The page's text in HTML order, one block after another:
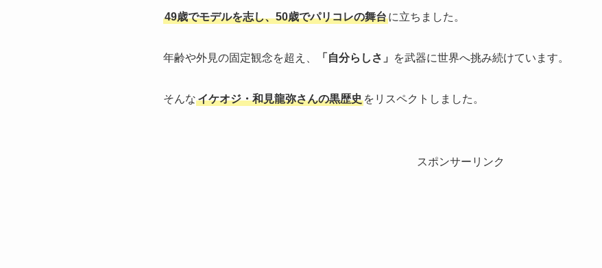
49歳でモデルを志し、50歳でパリコレの舞台に立ちました。
年齢や外見の固定観念を超え、 「自分らしさ」 を武器に世界へ挑み続けています。
そんなイケオジ・和見龍弥さんの黒歴史 をリスペクトしました。
スポンサーリンク